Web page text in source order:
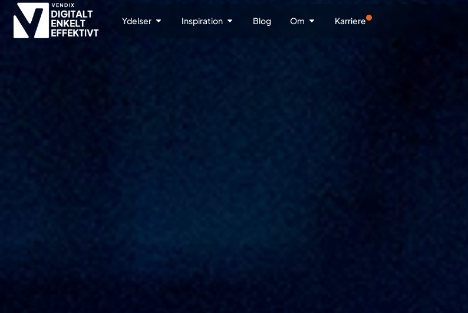
Ydelser Inspiration Blog Om Karriere